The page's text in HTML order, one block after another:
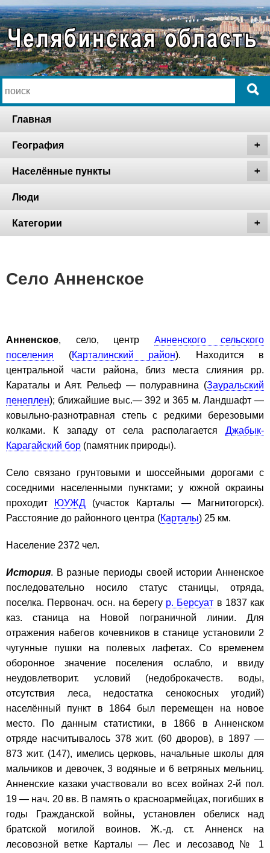
Главная
География
Населённые пункты
Люди
Категории
Село Анненское
Анненское, село, центр Анненского сельского
поселения (Карталинский район). Находится в
центральной части района, близ места слияния рр.
Караталы и Аят. Рельеф — полуравнина (Зауральский
пенеплен); ближайшие выс.— 392 и 365 м. Ландшафт —
ковыльно-разнотравная степь с редкими березовыми
колками. К западу от села располагается Джабык-
Карагайский бор (памятник природы).
Село связано грунтовыми и шоссейными дорогами с
соседними населенными пунктами; у южной окраины
проходит
ЮУЖД (участок Карталы — Магнитогорск).
Расстояние до районного центра (Карталы) 25 км.
Население 2372 чел.
История. В разные периоды своей истории Анненское
последовательно носило статус станицы, отряда,
поселка. Первонач. осн. на берегу р. Берсуат в 1837 как
каз. станица на Новой пограничной линии. Для
отражения набегов кочевников в станице установили 2
чугунные пушки на полевых лафетах. Со временем
оборонное значение поселения ослабло, и ввиду
неудовлетворит. условий (недоброкачеств. воды,
отсутствия леса, недостатка сенокосных угодий)
населённый пункт в 1864 был перемещен на новое
место. По данным статистики, в 1866 в Анненском
отряде насчитывалось 378 жит. (60 дворов), в 1897 —
873 жит. (147), имелись церковь, начальные школы для
мальчиков и девочек, 3 водяные и 6 ветряных мельниц.
Анненские казаки участвовали во всех войнах 2-й пол.
19 — нач. 20 вв. В память о красноармейцах, погибших в
годы Гражданской войны, установлен обелиск над
братской могилой воинов. Ж.-д. ст. Анненск на
лесовозной ветке Карталы — Лес и лесозавод № 1